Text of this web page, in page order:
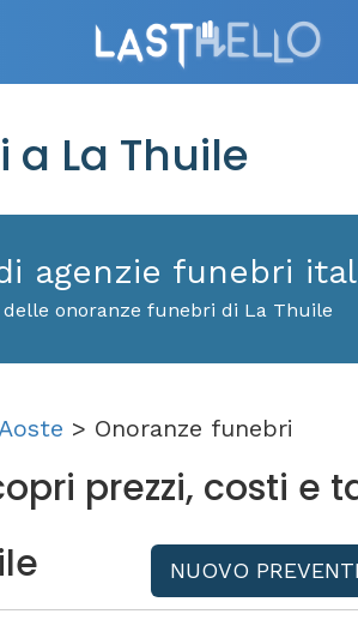
La Thuile
agenzie funebri
onoranze funebri di La Thuile
> Onoranze funebri
prezzi, costi e
NUOVO